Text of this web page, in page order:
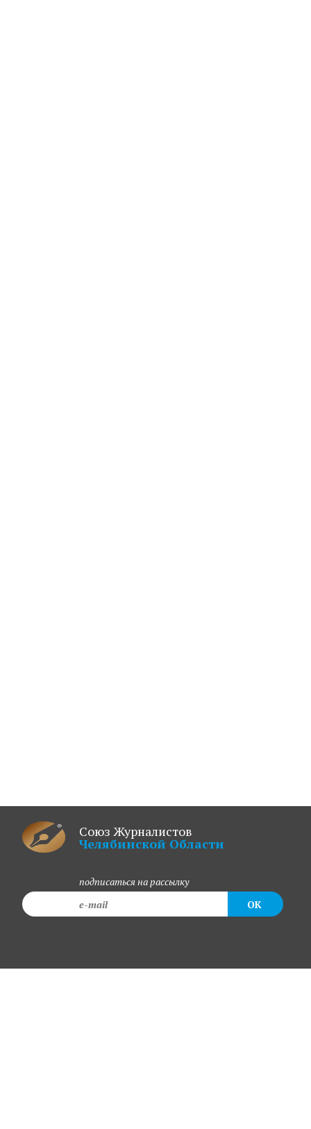
Союз Журналистов
Челябинской Области
подписаться на рассылку